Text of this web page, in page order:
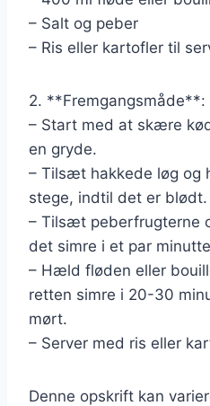
– Salt og peber
– Ris eller kartofler til
2. **Fremgangsmåde**:
– Start med at skære
en gryde.
– Tilsæt hakkede løg og
stege, indtil det er blødt.
– Tilsæt peberfrugterne
det simre i et par
– Hæld fløden eller
retten simre i 20-30
mørt.
– Server med ris eller
Denne opskrift kan